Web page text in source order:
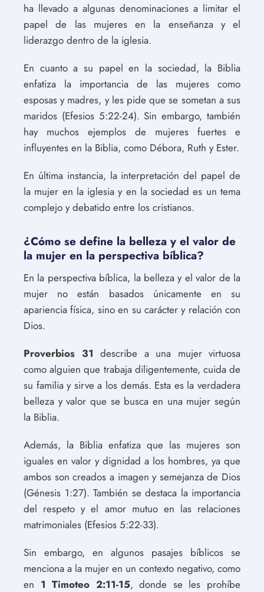
ha llevado a algunas denominaciones a limitar el
papel de las mujeres en la enseñanza y el
liderazgo dentro de la iglesia.
En cuanto a su papel en la sociedad, la Biblia
enfatiza la importancia de las mujeres como
esposas y madres, y les pide que se sometan a sus
maridos (Efesios 5:22-24). Sin embargo, también
hay muchos ejemplos de mujeres fuertes e
influyentes en la Biblia, como Débora, Ruth y Ester.
En última instancia, la interpretación del papel de
la mujer en la iglesia y en la sociedad es un tema
complejo y debatido entre los cristianos.
¿Cómo se define la belleza y el valor de
la mujer en la perspectiva bíblica?
En la perspectiva bíblica, la belleza y el valor de la
mujer no están basados únicamente en su
apariencia física, sino en su carácter y relación con
Dios.
Proverbios 31 describe a una mujer virtuosa
como alguien que trabaja diligentemente, cuida de
su familia y sirve a los demás. Esta es la verdadera
belleza y valor que se busca en una mujer según
la Biblia.
Además, la Biblia enfatiza que las mujeres son
iguales en valor y dignidad a los hombres, ya que
ambos son creados a imagen y semejanza de Dios
(Génesis 1:27). También se destaca la importancia
del respeto y el amor mutuo en las relaciones
matrimoniales (Efesios 5:22-33).
Sin embargo, en algunos pasajes bíblicos se
menciona a la mujer en un contexto negativo, como
en 1 Timoteo 2:11-15, donde se les prohíbe